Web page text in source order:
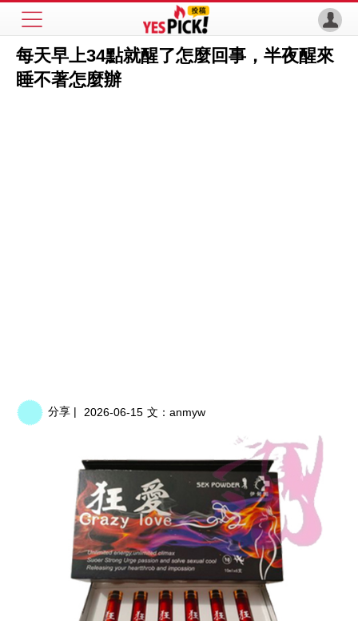
每天早上34點就醒了怎麼回事，半夜醒來
睡不著怎麼辦
分享 | 2026-06-15 文： anmyw